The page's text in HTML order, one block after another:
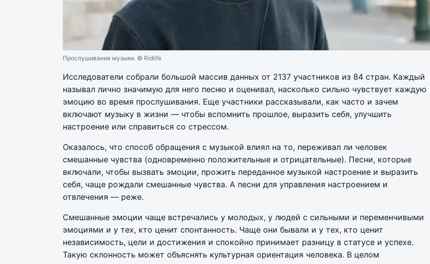
Прослушивание музыки. © Ridlife
Исследователи собрали большой массив данных от 2137 участников из 84 стран. Каждый
называл лично значимую для него песню и оценивал, насколько сильно чувствует каждую
эмоцию во время прослушивания. Еще участники рассказывали, как часто и зачем
включают музыку в жизни — чтобы вспомнить прошлое, выразить себя, улучшить
настроение или справиться со стрессом.
Оказалось, что способ обращения с музыкой влиял на то, переживал ли человек
смешанные чувства (одновременно положительные и отрицательные). Песни, которые
включали, чтобы вызвать эмоции, прожить переданное музыкой настроение и выразить
себя, чаще рождали смешанные чувства. А песни для управления настроением и
отвлечения — реже.
Смешанные эмоции чаще встречались у молодых, у людей с сильными и переменчивыми
эмоциями и у тех, кто ценит спонтанность. Чаще они бывали и у тех, кто ценит
независимость, цели и достижения и спокойно принимает разницу в статусе и успехе.
Такую склонность может объяснять культурная ориентация человека. В целом